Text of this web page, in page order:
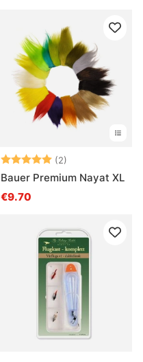
Bewertung:(2)
Bauer Premium Nayat XL
€9.70